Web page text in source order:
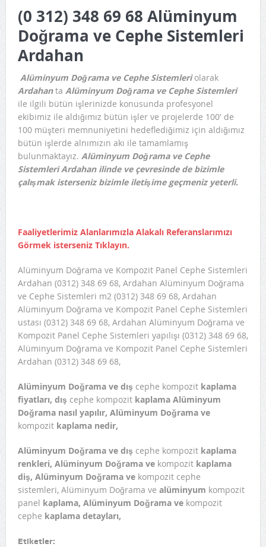
İdari Kısım)
(0 312) 348 69 68 Alüminyum
Doğrama ve Cephe Sistemleri
Ardahan
Alüminyum Doğrama ve Cephe Sistemleriolarak
Ardahanta Alüminyum Doğrama veCephe Sistemleri
ile ilgili bütün işlerinizde konusunda profesyonel
ekibimiz ile aldığımız bütün işler ve projelerde 100′ de
100 müşteri memnuniyetini hedeflediğimiz için aldığımız
bütün işlerde alnımızın akı ile tamamlamış
bulunmaktayız. Alüminyum Doğrama ve Cephe
Sistemleri Ardahan ilinde ve çevresinde de bizimle
çalışmak isterseniz bizimle iletişime geçmeniz yeterli.
Faaliyetlerimiz Alanlarımızla Alakalı Referanslarımızı
Görmek isterseniz Tıklayın.
Alüminyum Doğrama ve Kompozit Panel Cephe Sistemleri
Ardahan (0312) 348 69 68, Ardahan Alüminyum Doğrama
ve Cephe Sistemleri m2 (0312) 348 69 68, Ardahan
Alüminyum Doğrama ve Kompozit Panel Cephe Sistemleri
ustası (0312) 348 69 68, Ardahan Alüminyum Doğrama ve
Kompozit Panel Cephe Sistemleri yapılışı (0312) 348 69 68,
Alüminyum Doğrama ve Kompozit Panel Cephe Sistemleri
Ardahan (0312) 348 69 68,
Alüminyum Doğrama ve dış cephe kompozit kaplama
fiyatları, dış cephe kompozit kaplama Alüminyum
Doğrama nasıl yapılır, Alüminyum Doğrama ve
kompozit kaplama nedir,
Alüminyum Doğrama ve dış cephe kompozit kaplama
renkleri, Alüminyum Doğrama ve kompozit kaplama
diş, Alüminyum Doğrama ve kompozit cephe
sistemleri, Alüminyum Doğrama ve alüminyum kompozit
panel kaplama, Alüminyum Doğrama ve kompozit
cephe kaplama detayları,
Etiketler: